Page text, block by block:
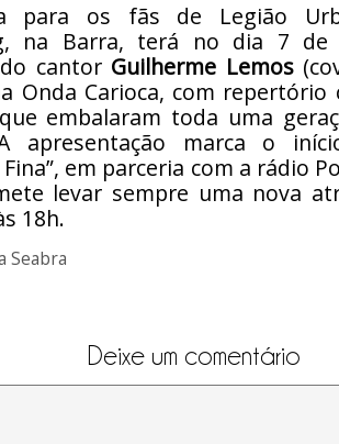
para os fãs de Legião
na Barra, terá no dia 7 de
cantor Guilherme Lemos
Onda Carioca, com
embalaram toda uma
apresentação marca o
em parceria com a rádio
levar sempre uma nova
18h.
Seabra
Deixe um comentário